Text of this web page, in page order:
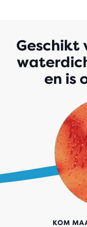
Geschikt
en is
KOM